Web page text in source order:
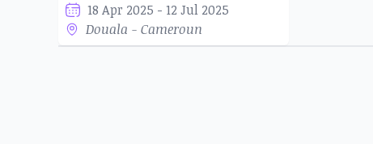
18 Apr 2025 - 12 Jul 2025
Douala - Cameroun